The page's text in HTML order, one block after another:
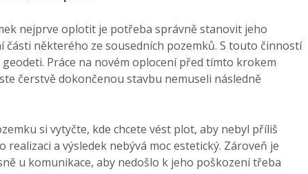
nejprve oplotit je potřeba správně stanovit jeho
části některého ze sousedních pozemků. S touto činností
Práce na novém oplocení před tímto krokem
čerstvě dokončenou stavbu nemuseli následně
si vytyčte, kde chcete vést plot, aby nebyl příliš
a výsledek nebývá moc estetický. Zároveň je
u komunikace, aby nedošlo k jeho poškození třeba